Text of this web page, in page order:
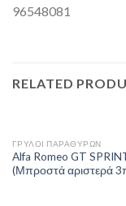
96548081
RELATED
ΓΡΥΛΟΙ ΠΑΡΑΘΥΡΩΝ
Alfa Romeo GT
(Μπροστά αριστερά